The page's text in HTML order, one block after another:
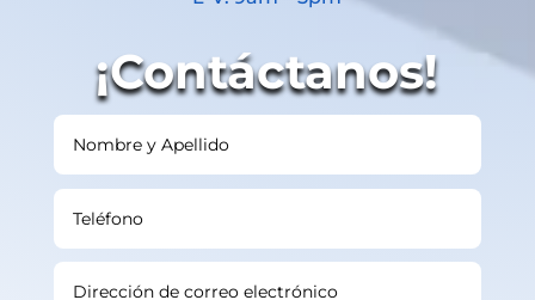
¡Contáctanos!